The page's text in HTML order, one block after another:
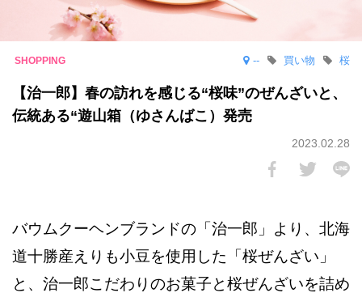
-- 桜
買い物
【治一郎】春の訪れを感じる“桜味”のぜんざいと、
伝統ある“遊山箱（ゆさんばこ）発売
2023.02.28
バウムクーヘンブランドの「治一郎」より、北海
道十勝産えりも小豆を使用した「桜ぜんざい」
と、治一郎こだわりのお菓子と桜ぜんざいを詰め